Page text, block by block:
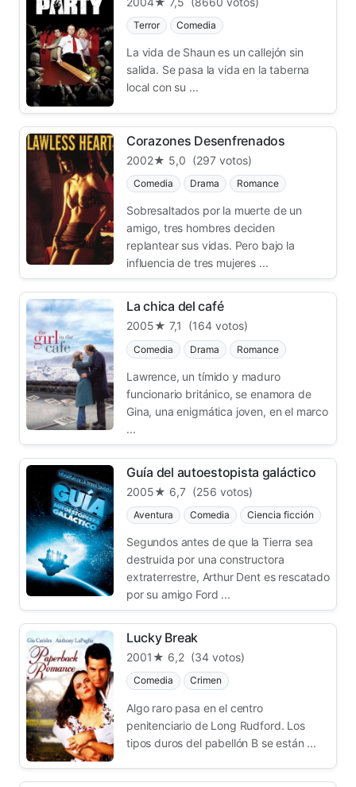
Terror Comedia
La vida de Shaun es un callejón sin
salida. Se pasa la vida en la taberna
local con su ...
Corazones Desenfrenados
2002★ 5,0 (297 votos)
Comedia Drama Romance
Sobresaltados por la muerte de un
amigo, tres hombres deciden
replantear sus vidas. Pero bajo la
influencia de tres mujeres ...
La chica del café
2005★ 7,1 (164 votos)
Comedia Drama Romance
Lawrence, un tímido y maduro
funcionario británico, se enamora de
Gina, una enigmática joven, en el marco
...
Guía del autoestopista galáctico
2005★ 6,7 (256 votos)
Aventura Comedia Ciencia ficción
Segundos antes de que la Tierra sea
destruida por una constructora
extraterrestre, Arthur Dent es rescatado
por su amigo Ford ...
Lucky Break
2001★ 6,2 (34 votos)
Comedia Crimen
Algo raro pasa en el centro
penitenciario de Long Rudford. Los
tipos duros del pabellón B se están ...